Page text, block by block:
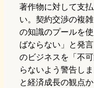
著作物に対して支
い。契約交渉の複
の知識のプールを
ばならない」と発
のビジネスを「不
らないよう警告し
と経済成長の観点